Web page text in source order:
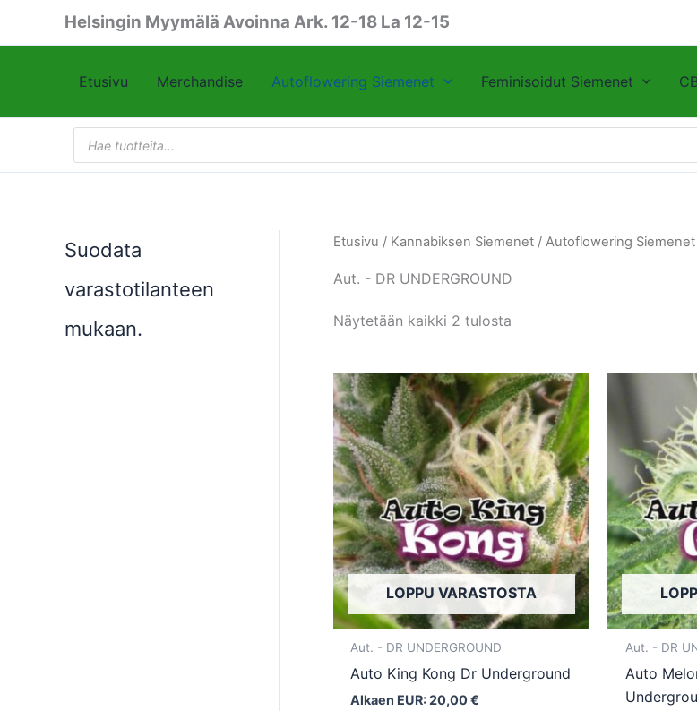
Helsingin Myymälä Avoinna Ark. 12-18 La 12-15
Etusivu Merchandise Autoflowering Siemenet Feminisoidut Siemenet
Products
search
Suodata
varastotilanteen
mukaan.
Etusivu / Kannabiksen Siemenet / Autoflowering Siemenet
Aut. - DR UNDERGROUND
Näytetään kaikki 2 tulosta
LOPPU VARASTOSTA
Aut. - DR UNDERGROUND
Auto King Kong Dr Underground
Alkaen EUR:20,00€
Tällä
tuotteella
on
useampi
muunnelma.
Voit
tehdä
valinnat
tuotteen
sivulla.
Aut. - DR
Auto